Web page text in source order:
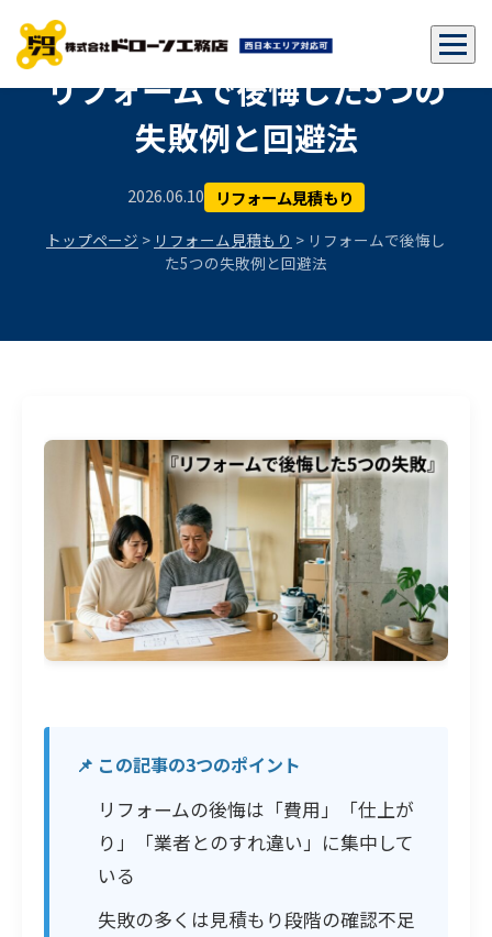
リフォームで後悔した5つの
失敗例と回避法
2026.06.10 リフォーム見積もり
トップページ > リフォーム見積もり > リフォームで後悔し
た5つの失敗例と回避法
📌 この記事の3つのポイント
リフォームの後悔は「費用」「仕上が
り」「業者とのすれ違い」に集中して
いる
失敗の多くは見積もり段階の確認不足